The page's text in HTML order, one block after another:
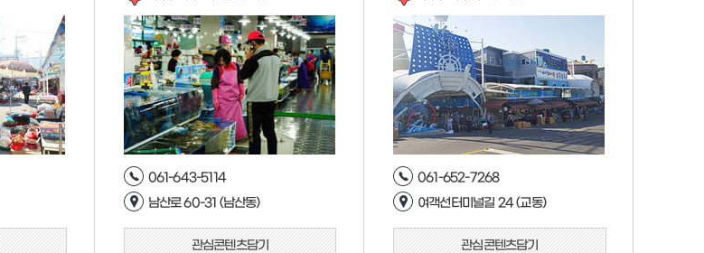
061-643-5114
남산로 60-31 (남산동)
관심콘텐츠담기
061-652-7268
여객선터미널길 24 (교동)
관심콘텐츠담기